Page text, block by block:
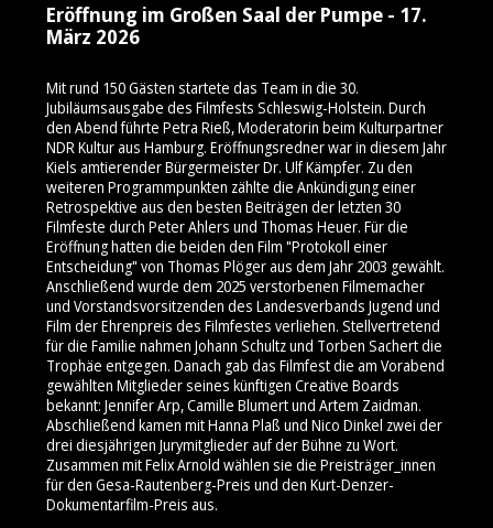
Eröffnung im Großen Saal der Pumpe - 17.
März 2026
Mit rund 150 Gästen startete das Team in die 30.
Jubiläumsausgabe des Filmfests Schleswig-Holstein. Durch
den Abend führte Petra Rieß, Moderatorin beim Kulturpartner
NDR Kultur aus Hamburg. Eröffnungsredner war in diesem Jahr
Kiels amtierender Bürgermeister Dr. Ulf Kämpfer. Zu den
weiteren Programmpunkten zählte die Ankündigung einer
Retrospektive aus den besten Beiträgen der letzten 30
Filmfeste durch Peter Ahlers und Thomas Heuer. Für die
Eröffnung hatten die beiden den Film "Protokoll einer
Entscheidung" von Thomas Plöger aus dem Jahr 2003 gewählt.
Anschließend wurde dem 2025 verstorbenen Filmemacher
und Vorstandsvorsitzenden des Landesverbands Jugend und
Film der Ehrenpreis des Filmfestes verliehen. Stellvertretend
für die Familie nahmen Johann Schultz und Torben Sachert die
Trophäe entgegen. Danach gab das Filmfest die am Vorabend
gewählten Mitglieder seines künftigen Creative Boards
bekannt: Jennifer Arp, Camille Blumert und Artem Zaidman.
Abschließend kamen mit Hanna Plaß und Nico Dinkel zwei der
drei diesjährigen Jurymitglieder auf der Bühne zu Wort.
Zusammen mit Felix Arnold wählen sie die Preisträger_innen
für den Gesa-Rautenberg-Preis und den Kurt-Denzer-
Dokumentarfilm-Preis aus.